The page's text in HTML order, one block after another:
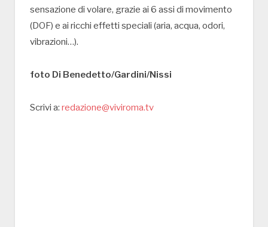
sensazione di volare, grazie ai 6 assi di movimento
(DOF) e ai ricchi effetti speciali (aria, acqua, odori,
vibrazioni…).
foto Di Benedetto/Gardini/Nissi
Scrivi a: redazione@viviroma.tv